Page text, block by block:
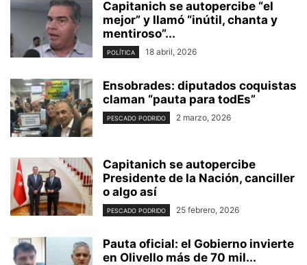
Capitanich se autopercibe “el
mejor” y llamó “inútil, chanta y
mentiroso”...
POLÍTICA 18 abril, 2026
Ensobrades: diputados coquistas
claman “pauta para todEs”
PESCADO PODRIDO 2 marzo, 2026
Capitanich se autopercibe
Presidente de la Nación, canciller
o algo así
PESCADO PODRIDO 25 febrero, 2026
Pauta oficial: el Gobierno invierte
en Olivello más de 70 mil...